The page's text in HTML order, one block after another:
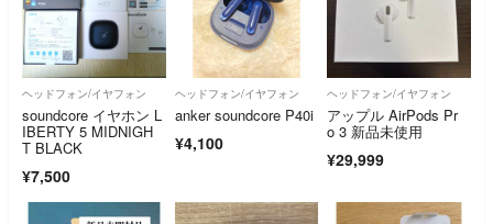
ヘッドフォン/イヤフォン
soundcore イヤホン L
IBERTY 5 MIDNIGH
T BLACK
¥7,500
ヘッドフォン/イヤフォン
anker soundcore P40i
¥4,100
ヘッドフォン/イヤフォン
アップル AirPods Pr
o 3 新品未使用
¥29,999